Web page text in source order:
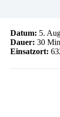
Datum: 5.
Dauer: 30
Einsatzort: